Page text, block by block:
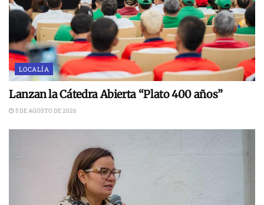
LOCALÍA
Lanzan la Cátedra Abierta “Plato 400 años”
5 DE AGOSTO DE 2026